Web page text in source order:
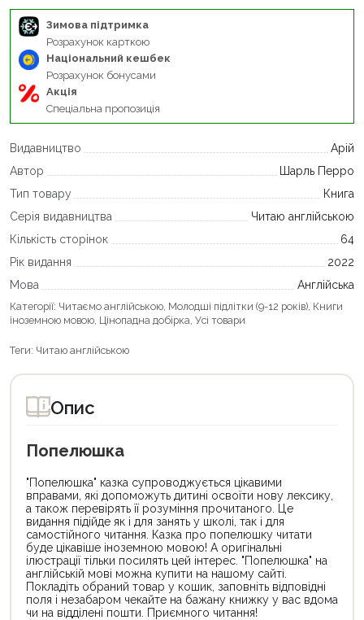
Зимова підтримка
Розрахунок карткою
Національний кешбек
Розрахунок бонусами
Акція
Спеціальна пропозиція
Видавництво
Арій
Автор
Шарль Перро
Тип товару
Книга
Серія видавництва
Читаю англійською
Кількість сторінок
64
Рік видання
2022
Мова
Англійська
Категорії: Читаємо англійською Молодші підлітки (9-12 років) Книги
іноземною мовою Цінопадна добірка Усі товари
Теги: Читаю англійською
Опис
Попелюшка
"Попелюшка" казка супроводжується цікавими
вправами, які допоможуть дитині освоїти нову лексику,
а також перевірять її розуміння прочитаного. Це
видання підійде як і для занять у школі, так і для
самостійного читання. Казка про попелюшку читати
буде цікавіше іноземною мовою! А оригінальні
ілюстрації тільки посилять цей інтерес. "Попелюшка" на
англійській мові можна купити на нашому сайті.
Покладіть обраний товар у кошик, заповніть відповідні
поля і незабаром чекайте на бажану книжку у вас вдома
чи на відділені пошти. Приємного читання!